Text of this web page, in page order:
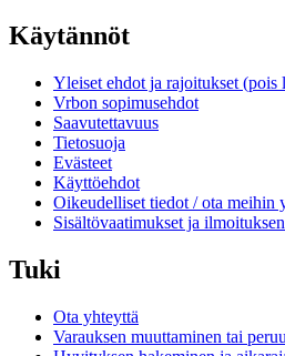
Käytännöt
Yleiset ehdot ja rajoitukset
Vrbon sopimusehdot
Saavutettavuus
Tietosuoja
Evästeet
Käyttöehdot
Oikeudelliset tiedot / ota meihin
Sisältövaatimukset ja
Tuki
Ota yhteyttä
Varauksen muuttaminen tai